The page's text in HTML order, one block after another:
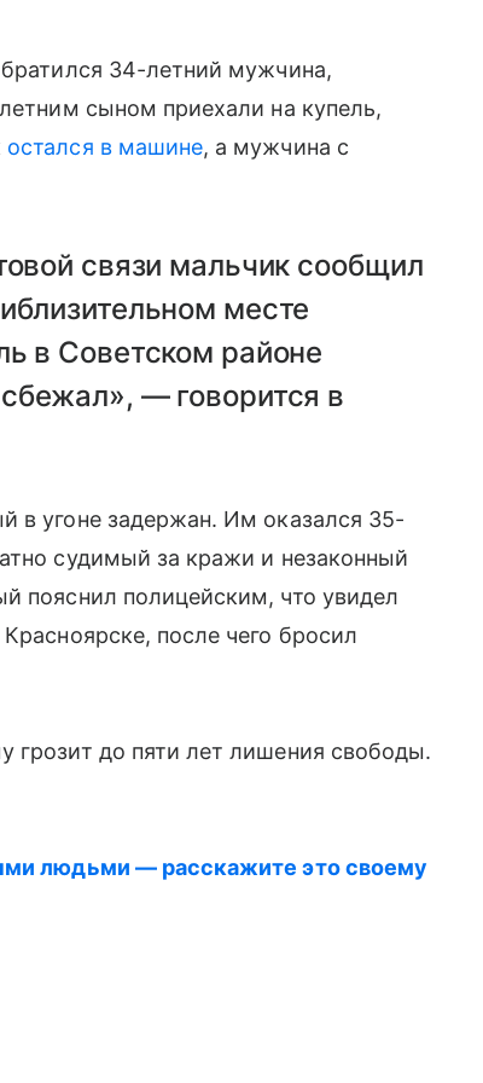
34-летний мужчина,
сыном приехали на купель,
остался в машине, а мужчина с
связи мальчик сообщил
месте
в Советском районе
— говорится в
в угоне задержан. Им оказался 35-
судимый за кражи и незаконный
пояснил полицейским, что увидел
после чего бросил
грозит до пяти лет лишения свободы.
людьми — расскажите это своему